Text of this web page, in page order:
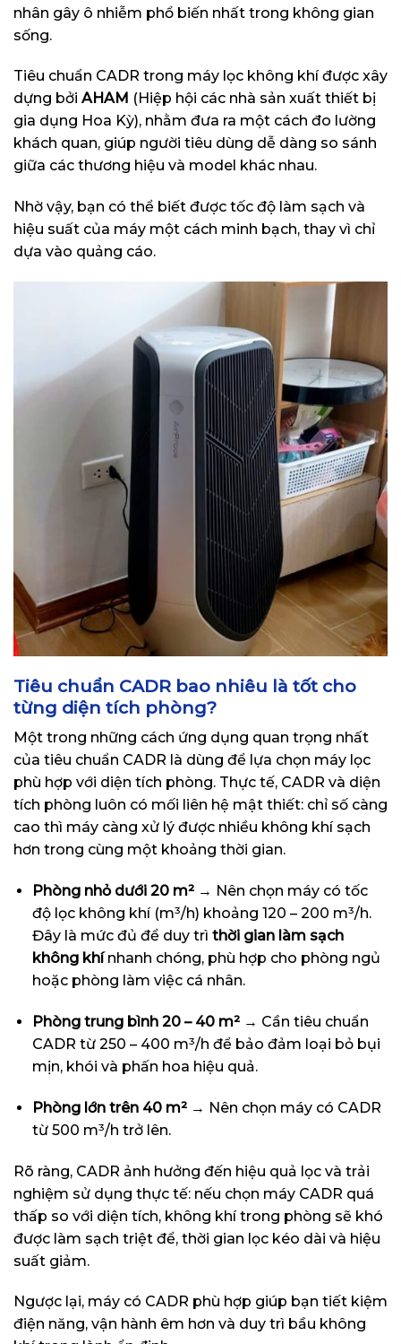
nhân gây ô nhiễm phổ biến nhất trong không gian
sống.
Tiêu chuẩn CADR trong máy lọc không khí được xây
dựng bởi AHAM (Hiệp hội các nhà sản xuất thiết bị
gia dụng Hoa Kỳ), nhằm đưa ra một cách đo lường
khách quan, giúp người tiêu dùng dễ dàng so sánh
giữa các thương hiệu và model khác nhau.
Nhờ vậy, bạn có thể biết được tốc độ làm sạch và
hiệu suất của máy một cách minh bạch, thay vì chỉ
dựa vào quảng cáo.
Tiêu chuẩn CADR bao nhiêu là tốt cho
từng diện tích phòng?
Một trong những cách ứng dụng quan trọng nhất
của tiêu chuẩn CADR là dùng để lựa chọn máy lọc
phù hợp với diện tích phòng. Thực tế, CADR và diện
tích phòng luôn có mối liên hệ mật thiết: chỉ số càng
cao thì máy càng xử lý được nhiều không khí sạch
hơn trong cùng một khoảng thời gian.
Phòng nhỏ dưới 20 m²→ Nên chọn máy có tốc
độ lọc không khí (m³/h) khoảng 120 – 200 m³/h.
Đây là mức đủ để duy trì thời gian làm sạch
không khínhanh chóng, phù hợp cho phòng ngủ
hoặc phòng làm việc cá nhân.
Phòng trung bình 20 – 40 m²→ Cần tiêu chuẩn
CADR từ 250 – 400 m³/h để bảo đảm loại bỏ bụi
mịn, khói và phấn hoa hiệu quả.
Phòng lớn trên 40 m²→ Nên chọn máy có CADR
từ 500 m³/h trở lên.
Rõ ràng, CADR ảnh hưởng đến hiệu quả lọc và trải
nghiệm sử dụng thực tế: nếu chọn máy CADR quá
thấp so với diện tích, không khí trong phòng sẽ khó
được làm sạch triệt để, thời gian lọc kéo dài và hiệu
suất giảm.
Ngược lại, máy có CADR phù hợp giúp bạn tiết kiệm
điện năng, vận hành êm hơn và duy trì bầu không